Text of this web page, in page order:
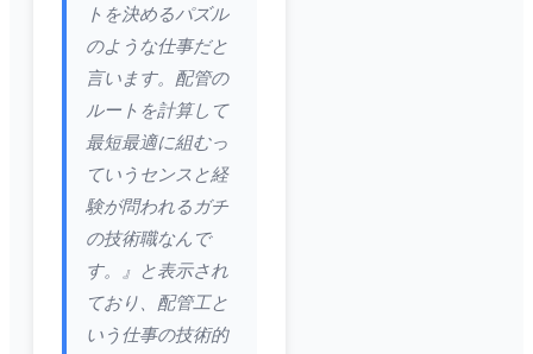
トを決めるパズル
のような仕事だと
言います。配管の
ルートを計算して
最短最適に組むっ
ていうセンスと経
験が問われるガチ
の技術職なんで
す。』と表示され
ており、配管工と
いう仕事の技術的